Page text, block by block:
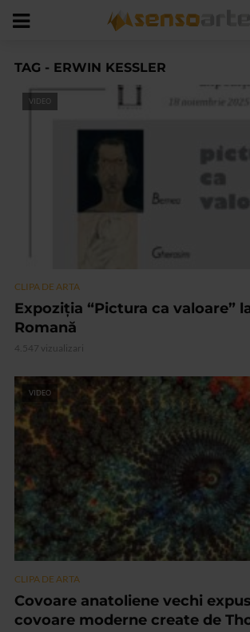
TAG - ERWIN KESSLER
VIDEO
CLIPA DE ARTA
Expoziția “Pictura ca valoare”
Romană
4.547 vizualizari
VIDEO
CLIPA DE ARTA
Covoare anatoliene vechi
covoare moderne create de